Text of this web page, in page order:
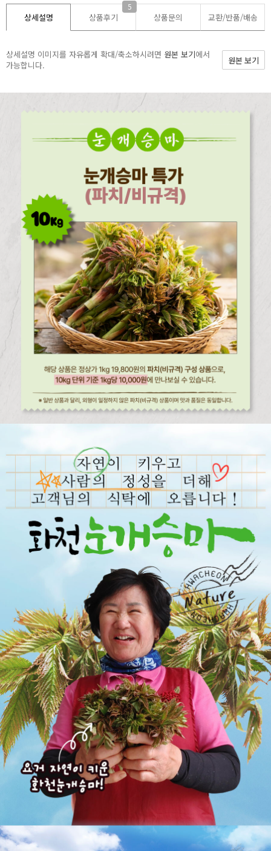
상세설명 상품후기
5
상품문의 교환/반품/배송
상세설명 이미지를 자유롭게 확대/축소하시려면 원본 보기에서
가능합니다.
원본 보기